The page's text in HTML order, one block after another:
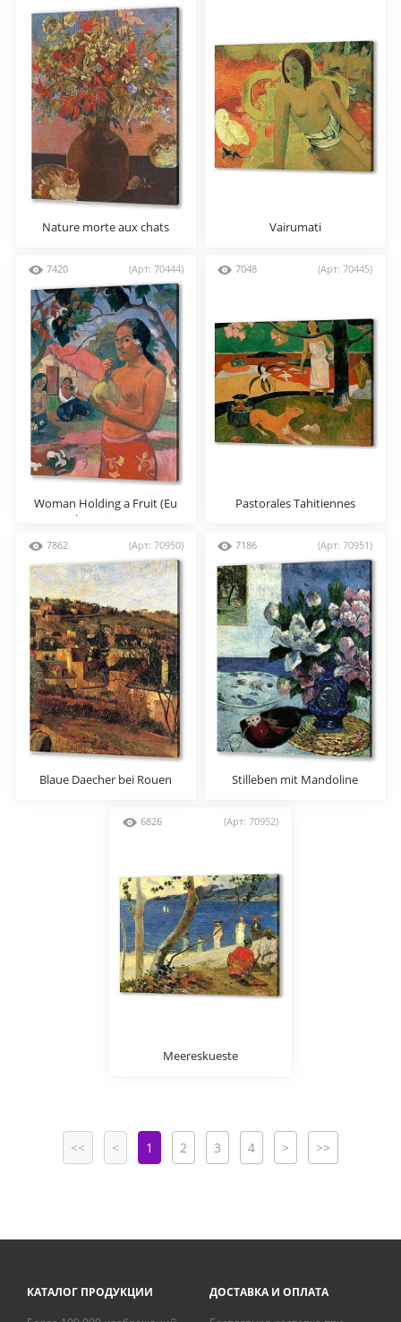
Nature morte aux chats Vairumati
7420 (Арт: 70444)
Woman Holding a Fruit (Eu
haere ia oe)
7048 (Арт: 70445)
Pastorales Tahitiennes
7862 (Арт: 70950)
Blaue Daecher bei Rouen
7186 (Арт: 70951)
Stilleben mit Mandoline
6826 (Арт: 70952)
Meereskueste
<< < 1 2 3 4 > >>
КАТАЛОГ ПРОДУКЦИИ
ДОСТАВКА И ОПЛАТА